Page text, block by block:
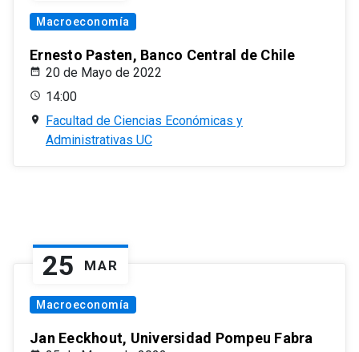
Macroeconomía
Ernesto Pasten, Banco Central de Chile
20 de Mayo de 2022
14:00
Facultad de Ciencias Económicas y
Administrativas UC
25 MAR
Macroeconomía
Jan Eeckhout, Universidad Pompeu Fabra